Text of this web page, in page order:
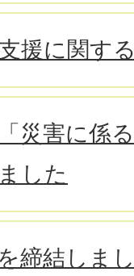
援に関す
災害に係
した
締結しま